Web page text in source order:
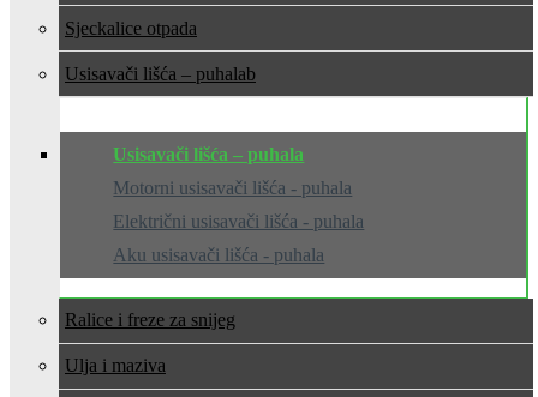
Sjeckalice otpada
Usisavači lišća – puhala
Usisavači lišća – puhala
Motorni usisavači lišća - puhala
Električni usisavači lišća - puhala
Aku usisavači lišća - puhala
Ralice i freze za snijeg
Ulja i maziva